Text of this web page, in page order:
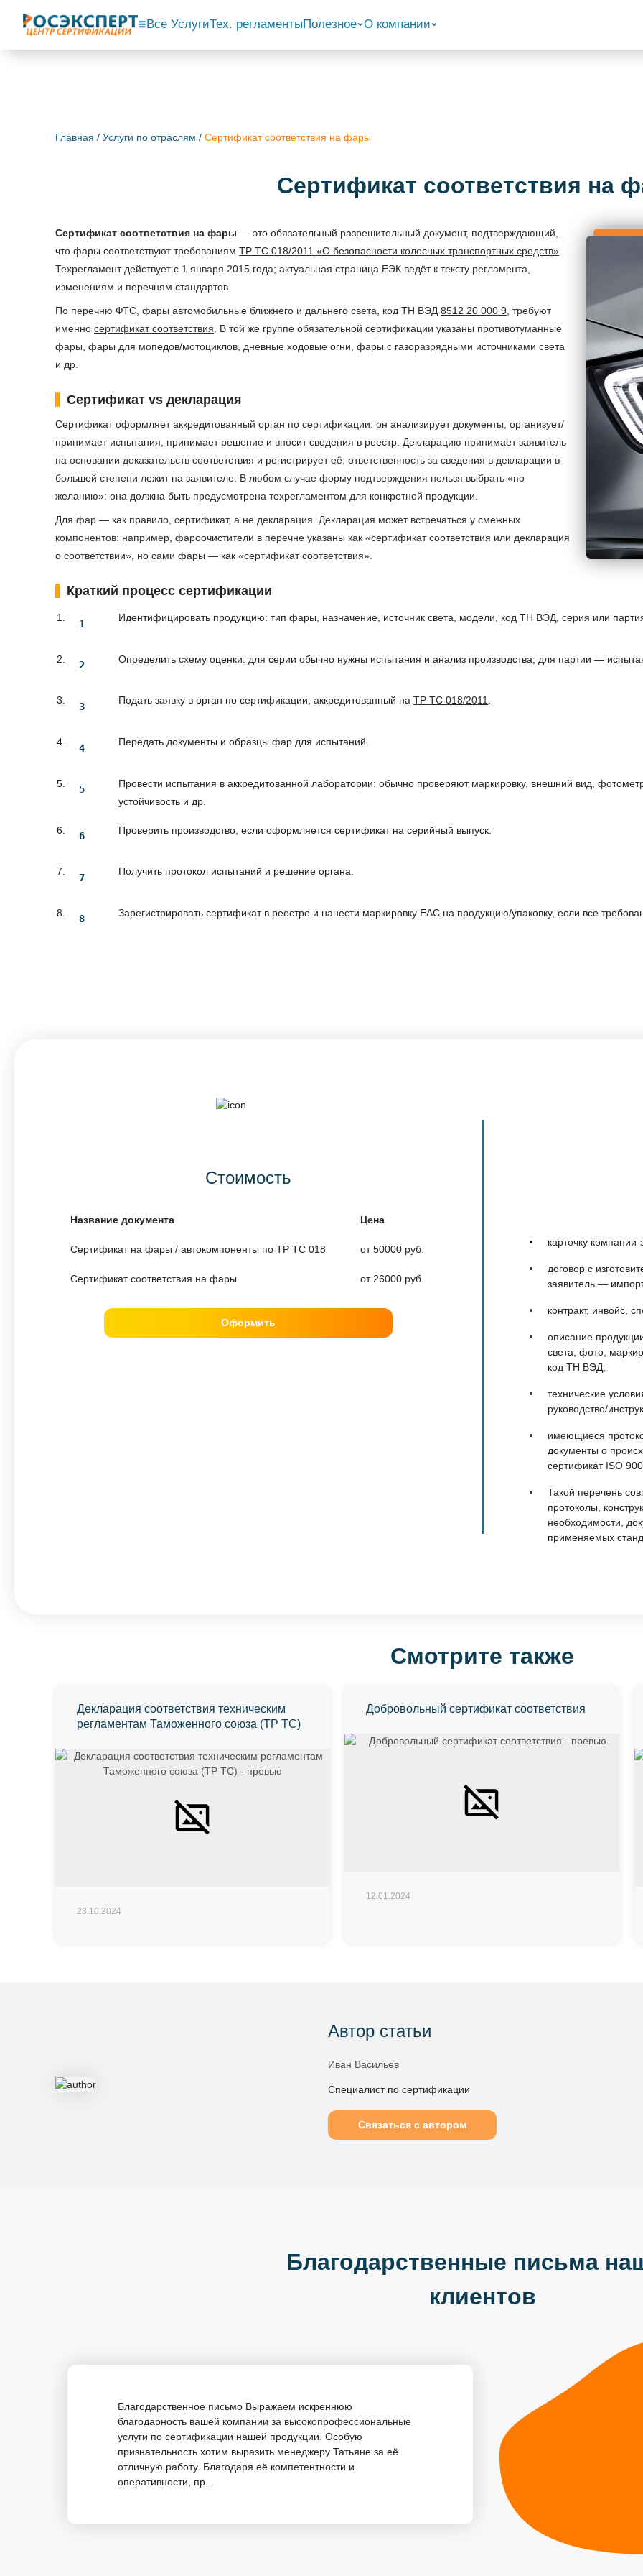
Все УслугиТех. регламенты Полезное О компании
Главная / Услуги по отраслям / Сертификат соответствия на фары
Сертификат соответствия на
Сертификат соответствия на фары — это обязательный разрешительный документ, подтверждающий,
что фары соответствуют требованиям ТР ТС 018/2011 «О безопасности колесных транспортных средств»
Техрегламент действует с 1 января 2015 года; актуальная страница ЕЭК ведёт к тексту регламента,
изменениям и перечням стандартов.
По перечню ФТС, фары автомобильные ближнего и дальнего света, код ТН ВЭД 8512 20 000 9 , требуют
именно сертификат соответствия . В той же группе обязательной сертификации указаны противотуманные
фары, фары для мопедов/мотоциклов, дневные ходовые огни, фары с газоразрядными источниками света
и др.
Сертификат vs декларация
Сертификат оформляет аккредитованный орган по сертификации: он анализирует документы, организует/
принимает испытания, принимает решение и вносит сведения в реестр. Декларацию принимает заявитель
на основании доказательств соответствия и регистрирует её; ответственность за сведения в декларации в
большей степени лежит на заявителе. В любом случае форму подтверждения нельзя выбрать «по
желанию»: она должна быть предусмотрена техрегламентом для конкретной продукции.
Для фар — как правило, сертификат, а не декларация. Декларация может встречаться у смежных
компонентов: например, фароочистители в перечне указаны как «сертификат соответствия или декларация
о соответствии», но сами фары — как «сертификат соответствия».
Краткий процесс сертификации
Идентифицировать продукцию: тип фары, назначение, источник света, модели, код ТН ВЭД , серия или
Определить схему оценки: для серии обычно нужны испытания и анализ производства; для партии —
Подать заявку в орган по сертификации, аккредитованный наТР ТС 018/2011.
Передать документы и образцы фар для испытаний.
Провести испытания в аккредитованной лаборатории: обычно проверяют маркировку, внешний вид,
устойчивость и др.
Проверить производство, если оформляется сертификат на серийный выпуск.
Получить протокол испытаний и решение органа.
Зарегистрировать сертификат в реестре и нанести маркировку EAC на продукцию/упаковку, если все
Стоимость
Название документа Цена
Сертификат на фары / автокомпоненты по ТР ТС 018 от 50000 руб.
Сертификат соответствия на фары от 26000 руб.
Оформить
карточку
договор с
заявитель —
контракт, инвойс,
описание
света, фото,
код ТН ВЭД;
технические
руководство/
имеющиеся
документы о
сертификат ISO
Такой перечень
протоколы,
необходимости,
применяемых
Смотрите также
Декларация соответствия техническим
регламентам Таможенного союза (ТР ТС)
23.10.2024
Добровольный сертификат соответствия
12.01.2024
Автор статьи
Иван Васильев
Специалист по сертификации
Связаться с автором
Благодарственные письма
клиентов
Благодарственное письмо Выражаем искреннюю
благодарность вашей компании за высокопрофессиональные
услуги по сертификации нашей продукции. Особую
признательность хотим выразить менеджеру Татьяне за её
отличную работу. Благодаря её компетентности и
оперативности, пр...